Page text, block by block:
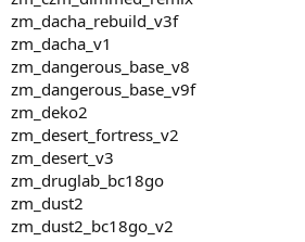
zm_dacha_rebuild_v3f
zm_dacha_v1
zm_dangerous_base_v8
zm_dangerous_base_v9f
zm_deko2
zm_desert_fortress_v2
zm_desert_v3
zm_druglab_bc18go
zm_dust2
zm_dust2_bc18go_v2